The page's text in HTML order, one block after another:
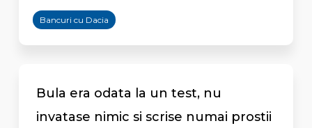
Bancuri cu Dacia
Bula era odata la un test, nu
invatase nimic si scrise numai prostii